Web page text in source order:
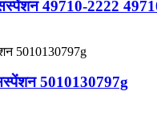
49710-2222
5010130797g